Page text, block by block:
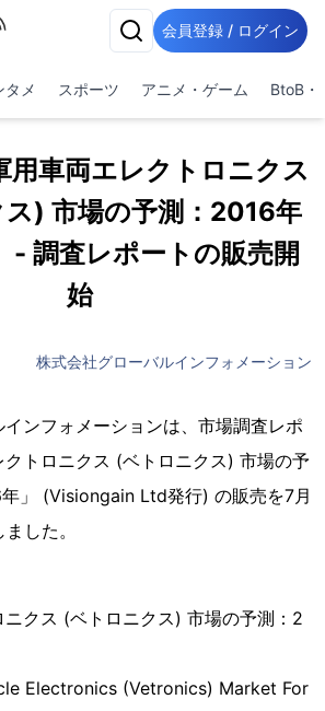
会員登録 / ログイン
タメ スポーツ アニメ・ゲーム BtoB・
車両エレクトロニクス
) 市場の予測：2016年
- 調査レポートの販売開
始
株式会社グローバルインフォメーション
ンフォメーションは、市場調査レポ
トロニクス (ベトロニクス) 市場の予
」 (Visiongain Ltd発行) の販売を7月
した。
クス (ベトロニクス) 市場の予測：2
Electronics (Vetronics) Market For